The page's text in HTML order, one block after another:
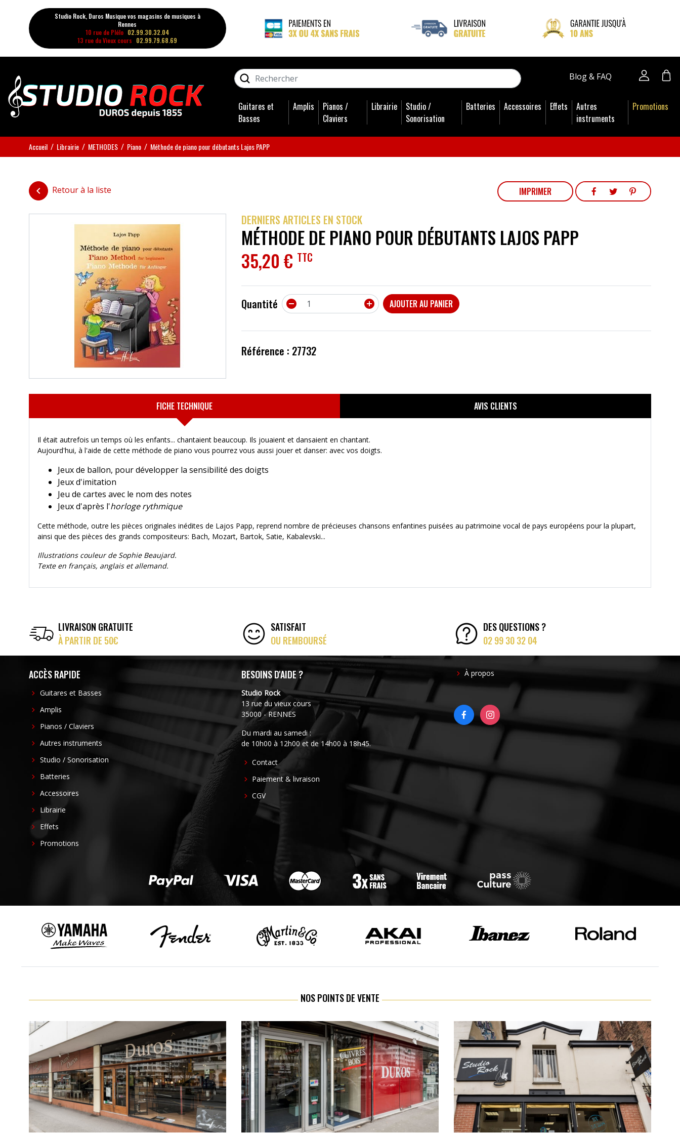
Studio Rock, Duros Musique vos magasins de musiques à
Rennes
10 rue de Plélo 02.99.30.32.04
13 rue du Vieux cours 02.99.79.68.69
RECHERCHER Blog & FAQ
Guitares et
Basses
Amplis
Pianos /
Claviers
Librairie
Studio /
Sonorisation
Batteries Accessoires Effets
Autres
instruments
Promotions
Accueil Librairie METHODES Piano Méthode de piano pour débutants Lajos PAPP
 Retour à la liste IMPRIMER PARTAGER
PARTAGER
TWEET PINTEREST
DERNIERS ARTICLES EN STOCK
MÉTHODE DE PIANO POUR DÉBUTANTS LAJOS PAPP
35,20 € TTC
Quantité   AJOUTER AU PANIER
Référence : 27732
FICHE TECHNIQUE AVIS CLIENTS
Il était autrefois un temps où les enfants... chantaient beaucoup. Ils jouaient et dansaient en chantant.
Aujourd'hui, à l'aide de cette méthode de piano vous pourrez vous aussi jouer et danser: avec vos doigts.
Jeux de ballon, pour développer la sensibilité des doigts
Jeux d'imitation
Jeu de cartes avec le nom des notes
Jeux d'après l'horloge rythmique
Cette méthode, outre les pièces originales inédites de Lajos Papp, reprend nombre de précieuses chansons enfantines puisées au patrimoine vocal de pays européens pour la plupart,
ainsi que des pièces des grands compositeurs: Bach, Mozart, Bartok, Satie, Kabalevski...
Illustrations couleur de Sophie Beaujard.
Texte en français, anglais et allemand.
LIVRAISON GRATUITE
À PARTIR DE 50€
SATISFAIT
OU REMBOURSÉ
DES QUESTIONS ?
02 99 30 32 04
ACCÈS RAPIDE
Guitares et Basses
Amplis
Pianos / Claviers
Autres instruments
Studio / Sonorisation
Batteries
Accessoires
Librairie
Effets
Promotions
BESOINS D'AIDE ?
Studio Rock
13 rue du vieux cours
35000 - RENNES
Du mardi au samedi :
de 10h00 à 12h00 et de 14h00 à 18h45.
FOOTER
CENTER
Contact
Paiement & livraison
CGV
FOOTER
RIGHT
À propos
FACEBOOKINSTAGRAM
NOS POINTS DE VENTE
GUITARES ET BASSES
AMPLIS
PIANOS / CLAVIERS
ACCESSOIRES
AUTRES INSTRUMENTS
PROMOTIONS